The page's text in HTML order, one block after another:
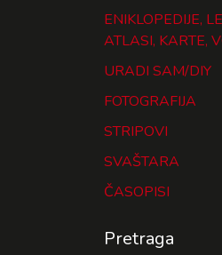
ENIKLOPEDIJE,
ATLASI, KARTE,
URADI SAM/DIY
FOTOGRAFIJA
STRIPOVI
SVAŠTARA
ČASOPISI
Pretraga